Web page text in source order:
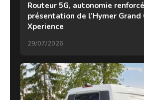
Routeur 5G, autonomie
présentation de l’Hymer Grand
Xperience
29/07/2026